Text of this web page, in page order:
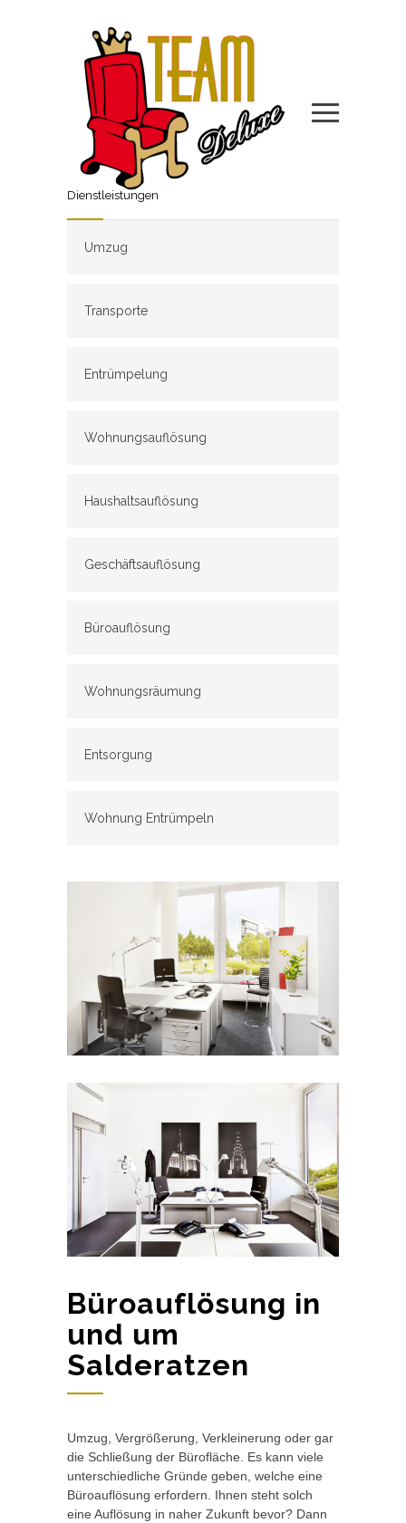
Dienstleistungen
Umzug
Transporte
Entrümpelung
Wohnungsauflösung
Haushaltsauflösung
Geschäftsauflösung
Büroauflösung
Wohnungsräumung
Entsorgung
Wohnung Entrümpeln
Büroauflösung in
und um
Salderatzen
Umzug, Vergrößerung, Verkleinerung oder gar
die Schließung der Bürofläche. Es kann viele
unterschiedliche Gründe geben, welche eine
Büroauflösung erfordern. Ihnen steht solch
eine Auflösung in naher Zukunft bevor? Dann